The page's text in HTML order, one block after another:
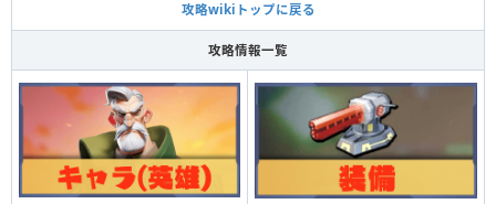
攻略wikiトップに戻る
攻略情報一覧